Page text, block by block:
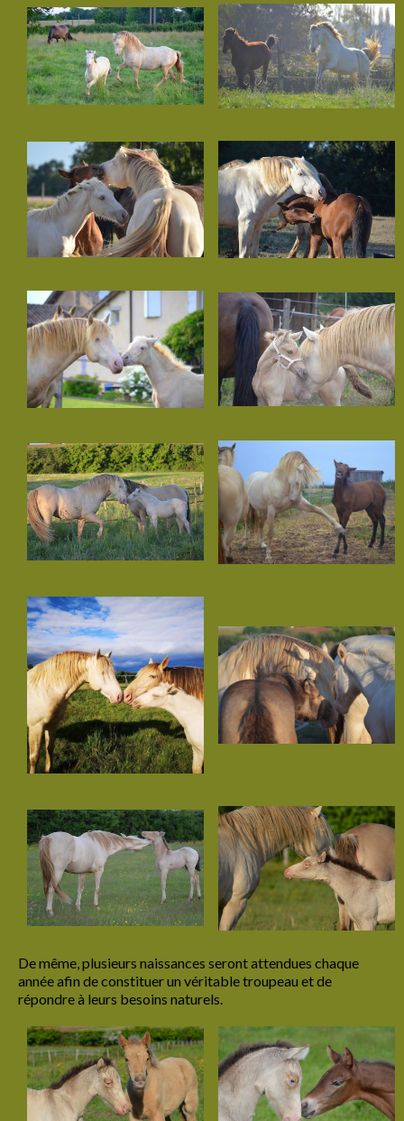
Meia Lima
Liana del Sol
Les poulains
Les poulains vendus
Dandrane de La Lyre
Gaherys de La Lyre
Hestia de La Lyre
Hanthor de La Lyre
Irion de La Lyre
Imerya de La Lyre
Iserys de La Lyre
Junerys de La Lyre
Jarhlane de La Lyre
Jelysandre de La Lyre
Jarryn de La Lyre
Kaario de La Lyre
Kratos de La Lyre
Lumios de La Lyre
Luneria de La Lyre
Lorkos de La Lyre
Miceliandre de La Lyre
Menetios de La Lyre
Minos de La Lyre
Mandrak de La Lyre
Meherys de La Lyre
Nancelion de La Lyre
Naherys de la Lyre
Nerendyl de La Lyre
Nildrith de La Lyre
De même, plusieurs naissances seront attendues chaque
année afin de constituer un véritable troupeau et de
répondre à leurs besoins naturels.